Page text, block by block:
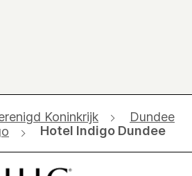
Koninkrijk
Dundee
Hotel Indigo Dundee